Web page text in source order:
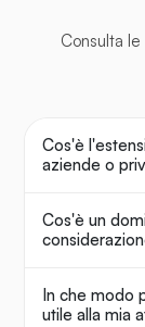
Consulta
Cos'è
aziende o
Cos'è un
In che modo
utile alla mia